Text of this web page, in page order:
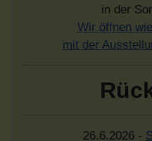
in der
Wir öffnen
mit der
26.6.2026 -